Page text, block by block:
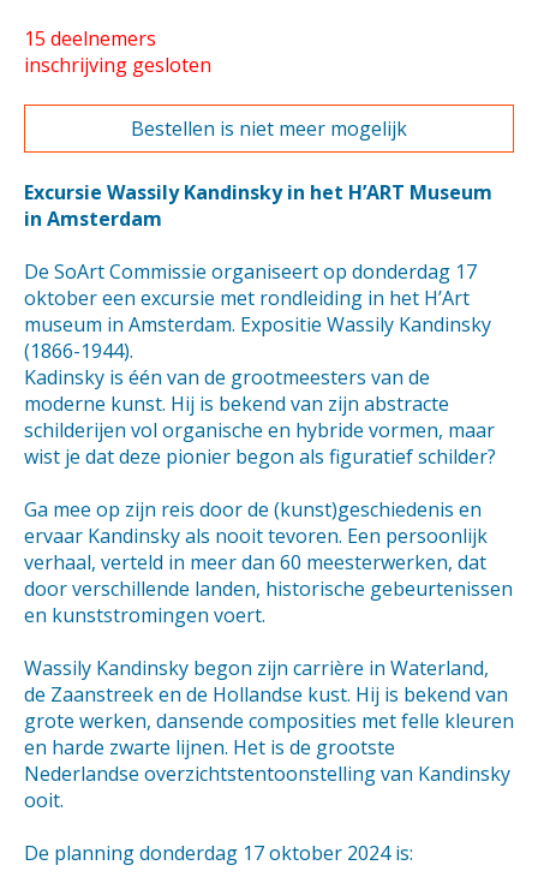
15 deelnemers
inschrijving gesloten
Bestellen is niet meer mogelijk
Excursie Wassily Kandinsky in het H’ART Museum
in Amsterdam
De SoArt Commissie organiseert op donderdag 17
oktober een excursie met rondleiding in het H’Art
museum in Amsterdam. Expositie Wassily Kandinsky
(1866-1944).
Kadinsky is één van de grootmeesters van de
moderne kunst. Hij is bekend van zijn abstracte
schilderijen vol organische en hybride vormen, maar
wist je dat deze pionier begon als figuratief schilder?
Ga mee op zijn reis door de (kunst)geschiedenis en
ervaar Kandinsky als nooit tevoren. Een persoonlijk
verhaal, verteld in meer dan 60 meesterwerken, dat
door verschillende landen, historische gebeurtenissen
en kunststromingen voert.
Wassily Kandinsky begon zijn carrière in Waterland,
de Zaanstreek en de Hollandse kust. Hij is bekend van
grote werken, dansende composities met felle kleuren
en harde zwarte lijnen. Het is de grootste
Nederlandse overzichtstentoonstelling van Kandinsky
ooit.
De planning donderdag 17 oktober 2024 is: